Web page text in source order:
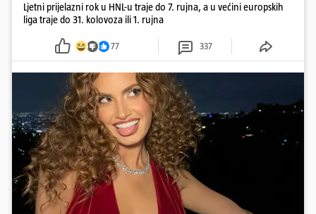
Ljetni prijelazni rok u HNL-u traje do 7. rujna, a u većini europskih
liga traje do 31. kolovoza ili 1. rujna
77 337